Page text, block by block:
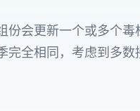
会更新一个或多个
全相同，考虑到多